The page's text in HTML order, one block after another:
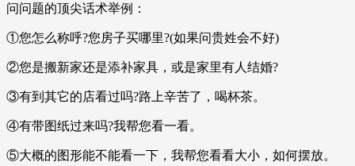
问问题的顶尖话术举例：
①您怎么称呼?您房子买哪里?(如果问贵姓会不好)
②您是搬新家还是添补家具，或是家里有人结婚?
③有到其它的店看过吗?路上辛苦了，喝杯茶。
④有带图纸过来吗?我帮您看一看。
⑤大概的图形能不能看一下，我帮您看看大小，如何摆放。